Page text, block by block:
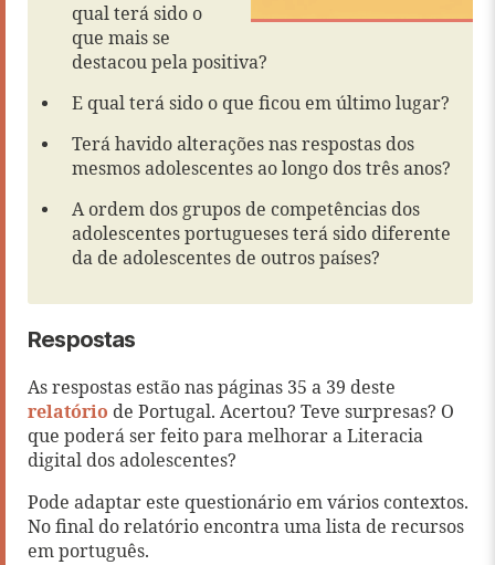
qual terá sido o
que mais se
destacou pela positiva?
E qual terá sido o que ficou em último lugar?
Terá havido alterações nas respostas dos
mesmos adolescentes ao longo dos três anos?
A ordem dos grupos de competências dos
adolescentes portugueses terá sido diferente
da de adolescentes de outros países?
Respostas
As respostas estão nas páginas 35 a 39 deste
relatório de Portugal. Acertou? Teve surpresas? O
que poderá ser feito para melhorar a Literacia
digital dos adolescentes?
Pode adaptar este questionário em vários contextos.
No final do relatório encontra uma lista de recursos
em português.